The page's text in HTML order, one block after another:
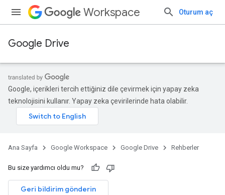
Workspace Oturum aç
Google Drive
Google, içerikleri tercih ettiğiniz dile çevirmek için yapay zeka
teknolojisini kullanır. Yapay zeka çevirilerinde hata olabilir.
Ana Sayfa Google Workspace Google Drive Rehberler
Bu size yardımcı oldu mu?
Geri bildirim gönderin